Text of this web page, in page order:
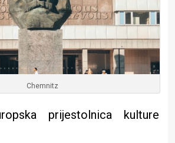
Chemnitz
prijestolnica kulture